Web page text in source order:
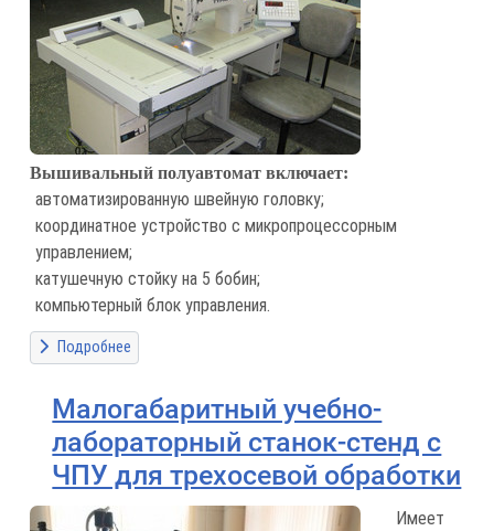
Вышивальный полуавтомат включает:
автоматизированную швейную головку;
координатное устройство с микропроцессорным
управлением;
катушечную стойку на 5 бобин;
компьютерный блок управления.
Подробнее
Малогабаритный учебно-
лабораторный станок-стенд с
ЧПУ для трехосевой обработки
Имеет